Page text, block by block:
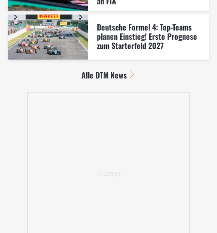
Deutsche Formel 4: Top-Teams
planen Einstieg! Erste Prognose
zum Starterfeld 2027
Alle DTM News